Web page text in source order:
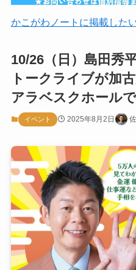
かこがわノートに掲載した
10/26（日）島田秀
トークライブが加
アラベスクホールで
イベント 2025年8月2日